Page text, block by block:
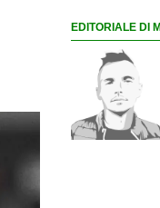
EDITORIALE DI